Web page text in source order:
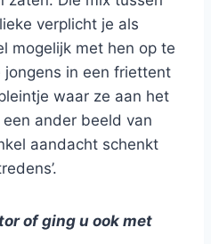
verplicht je als
mogelijk met hen op te
in een friettent
waar ze aan het
ander beeld van
aandacht schenkt
of ging u ook met